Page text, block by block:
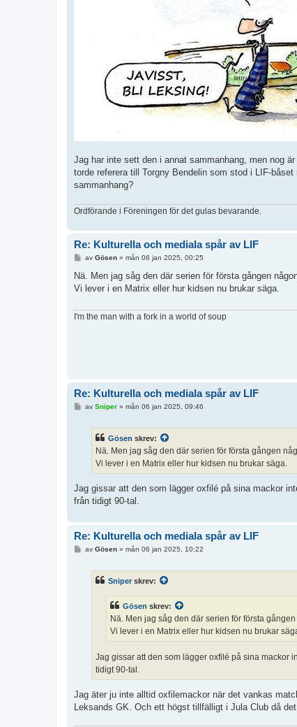
Jag har inte sett den i annat sammanhang, men nog
torde referera till Torgny Bendelin som stod i LIF-
sammanhang?
Ordförande i Föreningen för det gulas bevarande.
Re: Kulturella och mediala spår av LIF
l
g
av Gösen» mån 06 jan 2025, 00:25
Nä. Men jag såg den där serien för första gången
Vi lever i en Matrix eller hur kidsen nu brukar säga.
I'm the man with a fork in a world of soup
Re: Kulturella och mediala spår av LIF
av Sniper» mån 06 jan 2025, 09:46
Gösen skrev:
Nä. Men jag såg den där serien för första gången
Vi lever i en Matrix eller hur kidsen nu brukar säga.
Jag gissar att den som lägger oxfilé på sina mackor
från tidigt 90-tal.
Re: Kulturella och mediala spår av LIF
av Gösen» mån 06 jan 2025, 10:22
Sniper skrev:
Gösen skrev:
Nä. Men jag såg den där serien för första
Vi lever i en Matrix eller hur kidsen nu brukar
Jag gissar att den som lägger oxfilé på sina mackor
tidigt 90-tal.
Jag äter ju inte alltid oxfilemackor när det vankas
Leksands GK. Och ett högst tillfälligt i Jula Club då